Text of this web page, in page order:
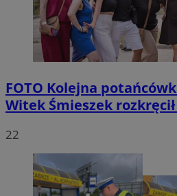
FOTO Kolejna
Witek Śmieszek
22